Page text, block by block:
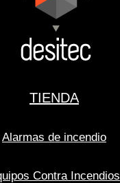
TIENDA
Alarmas de incendio
Contra Incendios